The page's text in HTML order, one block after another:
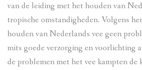
van de leiding met het houden van
tropische omstandigheden. Volgens
houden van Nederlands vee geen
mits goede verzorging en voorlichting
de problemen met het vee kampten de